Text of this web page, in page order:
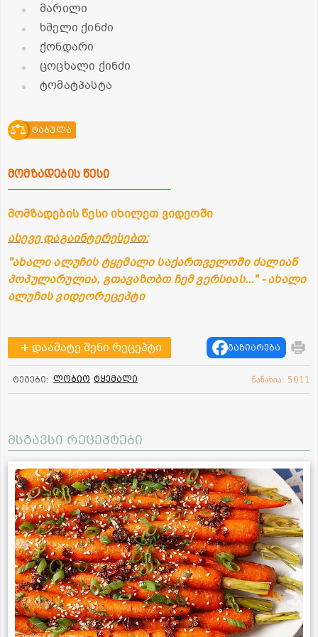
მარილი
ხმელი ქინძი
ქონდარი
ცოცხალი ქინძი
ტომატპასტა
ტაბულა
მომზადების წესი
მომზადების წესი იხილეთ ვიდეოში
ასევე დაგაინტერესებთ:
"ახალი ალუჩის ტყემალი საქართველოში ძალიან
პოპულარულია, გთავაზობთ ჩემ ვერსიას..." - ახალი
ალუჩის ვიდეორეცეპტი
დაამატე შენი რეცეპტი გაზიარება
ტეგები: ლობიო ტყემალი ნანახია: 5011
მსგავსი რეცეპტები